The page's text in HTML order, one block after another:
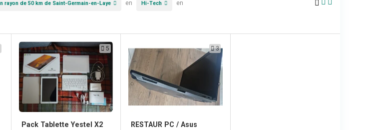
rayon de 50 km de Saint-Germain-en-Laye en Hi-Tech en
5
Pack Tablette Yestel X2
3
RESTAUR PC / Asus